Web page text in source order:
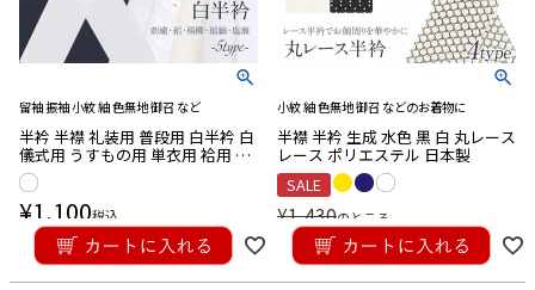
留袖 振袖 小紋 紬 色無地 御召 など
半衿 半襟 礼装用 普段用 白半衿 白
儀式用 うすもの用 単衣用 袷用 花
刺繍 塩瀬絽 楊柳 ちりめん 縮緬 塩
瀬 メール便対応可
¥1,100税込
小紋 紬 色無地 御召 などのお着物に
半襟 半衿 生成 水色 黒 白 丸レース
レース ポリエステル 日本製
SALE
¥1,430のところ
1,353税込